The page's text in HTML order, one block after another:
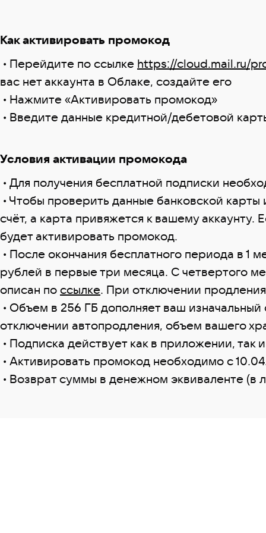
Как активировать промокод
• Перейдите по ссылке https://cloud.mail.ru/
вас нет аккаунта в Облаке, создайте его
• Нажмите «Активировать промокод»
• Введите данные кредитной/дебетовой
Условия активации промокода
• Для получения бесплатной подписки
• Чтобы проверить данные банковской
счёт, а карта привяжется к вашему аккаунту.
будет активировать промокод.
• После окончания бесплатного периода в 1
рублей в первые три месяца. С четвертого
описан по ссылке. При отключении
• Объем в 256 ГБ дополняет ваш
отключении автопродления, объем вашего
• Подписка действует как в приложении, так
• Активировать промокод необходимо c
• Возврат суммы в денежном эквиваленте